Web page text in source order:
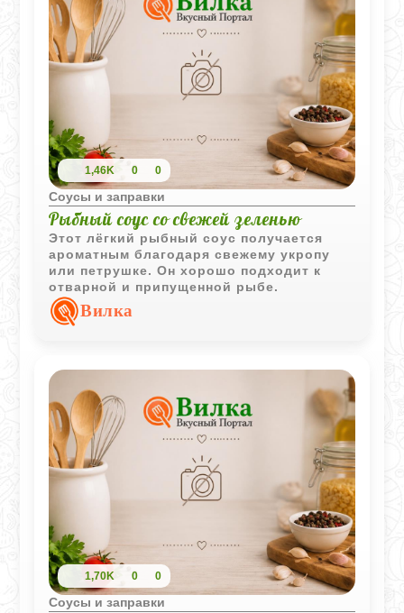
Такой соус идеально дополнит не только
яйца, но и молодую спаржу или паровую
рыбу.
1,46K 0 0
Соусы и заправки
Рыбный соус со свежей зеленью
Этот лёгкий рыбный соус получается
ароматным благодаря свежему укропу
или петрушке. Он хорошо подходит к
отварной и припущенной рыбе.
Вилка
1,70K 0 0
Соусы и заправки